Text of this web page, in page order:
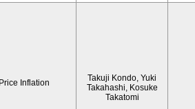
Inflation
Takuji Kondo, Yuki
Takahashi, Kosuke
Takatomi